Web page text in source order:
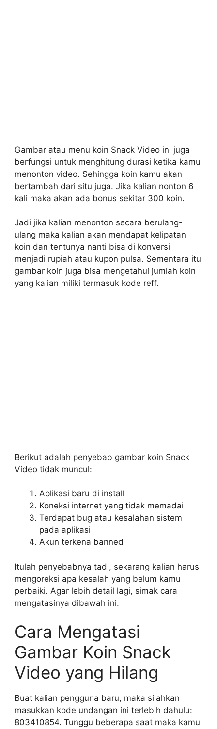
Gambar atau menu koin Snack Video ini juga
berfungsi untuk menghitung durasi ketika kamu
menonton video. Sehingga koin kamu akan
bertambah dari situ juga. Jika kalian nonton 6
kali maka akan ada bonus sekitar 300 koin.
Jadi jika kalian menonton secara berulang-
ulang maka kalian akan mendapat kelipatan
koin dan tentunya nanti bisa di konversi
menjadi rupiah atau kupon pulsa. Sementara itu
gambar koin juga bisa mengetahui jumlah koin
yang kalian miliki termasuk kode reff.
Berikut adalah penyebab gambar koin Snack
Video tidak muncul:
Aplikasi baru di install
Koneksi internet yang tidak memadai
Terdapat bug atau kesalahan sistem
pada aplikasi
Akun terkena banned
Itulah penyebabnya tadi, sekarang kalian harus
mengoreksi apa kesalah yang belum kamu
perbaiki. Agar lebih detail lagi, simak cara
mengatasinya dibawah ini.
Cara Mengatasi
Gambar Koin Snack
Video yang Hilang
Buat kalian pengguna baru, maka silahkan
masukkan kode undangan ini terlebih dahulu:
803410854. Tunggu beberapa saat maka kamu